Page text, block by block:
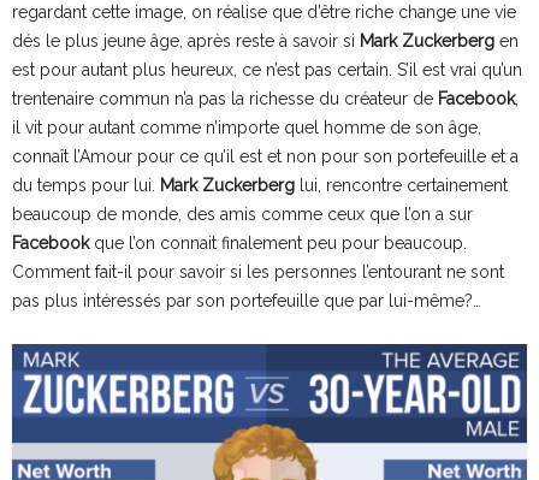
regardant cette image, on réalise que d’être riche change une vie
dés le plus jeune âge, après reste à savoir si Mark Zuckerberg en
est pour autant plus heureux, ce n’est pas certain. S’il est vrai qu’un
trentenaire commun n’a pas la richesse du créateur de Facebook,
il vit pour autant comme n’importe quel homme de son âge,
connaît l’Amour pour ce qu’il est et non pour son portefeuille et a
du temps pour lui.
Mark Zuckerberg lui, rencontre certainement
beaucoup de monde, des amis comme ceux que l’on a sur
Facebookque l’on connait finalement peu pour beaucoup.
Comment fait-il pour savoir si les personnes l’entourant ne sont
pas plus intéressés par son portefeuille que par lui-même?…